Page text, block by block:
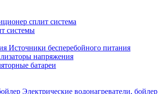
сплит система
системы
Источники бесперебойного питания
напряжения
батареи
Электрические водонагреватели, бойлер